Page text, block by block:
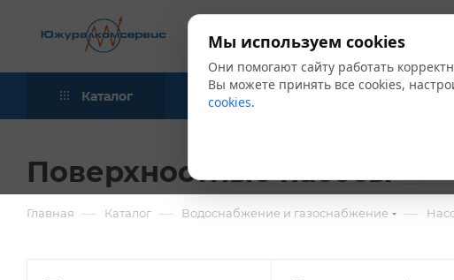
Каталог Акции Бренды
Поверхностные насосы
Главная — Каталог — Водоснабжение и газоснабжение —
Мы используем cookies
Они помогают сайту работать
Вы можете принять все cookies,
cookies.